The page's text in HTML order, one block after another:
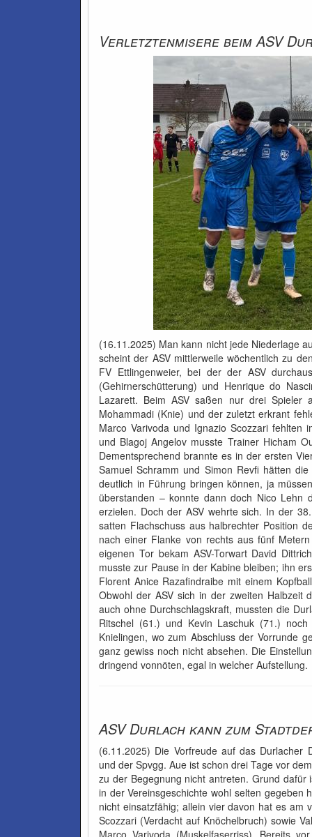
Verletztenmisere beim ASV
(16.11.2025) Man kann nicht jede Niederlage
scheint der ASV mittlerweile wöchentlich zu
FV Ettlingenweier, bei der der ASV
(Gehirnerschütterung) und Henrique do
Lazarett. Beim ASV saßen nur drei Spieler
Mohammadi (Knie) und der zuletzt erkrant
Marco Varivoda und Ignazio Scozzari fehlten
und Blagoj Angelov musste Trainer Hicham
Dementsprechend brannte es in der ersten
Samuel Schramm und Simon Revfi hätten
deutlich in Führung bringen können, ja
überstanden – konnte dann doch Nico Lehn
erzielen. Doch der ASV wehrte sich. In der
satten Flachschuss aus halbrechter Position
nach einer Flanke von rechts aus fünf
eigenen Tor bekam ASV-Torwart David
musste zur Pause in der Kabine bleiben; ihn
Florent Anice Razafindraibe mit einem
Obwohl der ASV sich in der zweiten Halbzeit
auch ohne Durchschlagskraft, mussten die
Ritschel (61.) und Kevin Laschuk (71.)
Knielingen, wo zum Abschluss der Vorrunde
ganz gewiss noch nicht absehen. Die
dringend vonnöten, egal in welcher Aufstellung.
ASV Durlach kann zum
(6.11.2025) Die Vorfreude auf das Durlacher
und der Spvgg. Aue ist schon drei Tage vor
zu der Begegnung nicht antreten. Grund
in der Vereinsgeschichte wohl selten gegeben
nicht einsatzfähig; allein vier davon hat es am
Scozzari (Verdacht auf Knöchelbruch) sowie